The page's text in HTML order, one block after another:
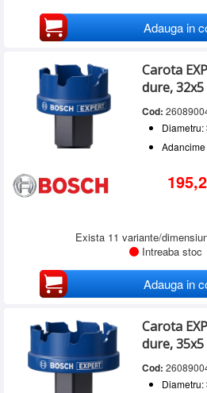
Adauga in
Carota
dure,
Cod:
Diametru:
Exista 11 variante/
Intreaba stoc
Adauga in
Carota
dure,
Cod:
Diametru: